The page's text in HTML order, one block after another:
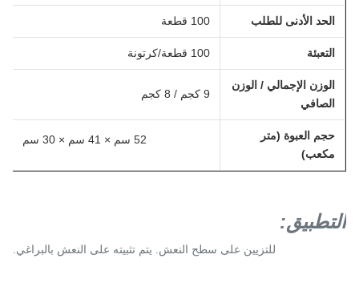
الحد الأدنى للطلب 100 قطعة
التعبئة 100 قطعة/كرتونة
الوزن الإجمالي / الوزن
الصافي
9 كجم / 8 كجم
حجم العبوة (متر
مكعب)
52 سم × 41 سم × 30 سم
التطبيق:
للتزيين على سطح النعش. يتم تثبيته على النعش بالبراغي.